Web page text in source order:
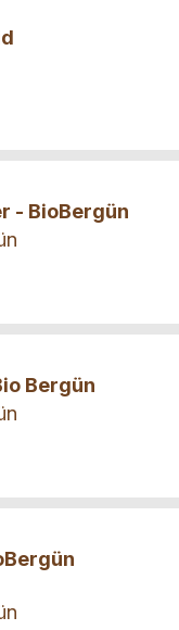
- BioBergün
Bergün